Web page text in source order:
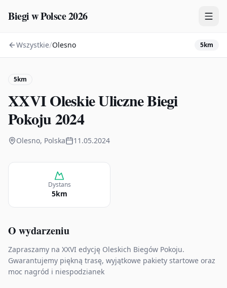
Biegi w Polsce 2026
Zawody
Wszystkie/Olesno 5km
5km
XXVI Oleskie Uliczne Biegi
Pokoju 2024
Olesno, Polska 11.05.2024
Dystans
5km
O wydarzeniu
Zapraszamy na XXVI edycję Oleskich Biegów Pokoju.
Gwarantujemy piękną trasę, wyjątkowe pakiety startowe oraz
moc nagród i niespodzianek